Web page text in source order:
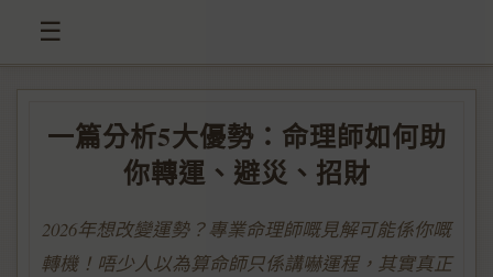
☰
一篇分析5大優勢：命理師如何助
你轉運、避災、招財
2026年想改變運勢？專業命理師嘅見解可能係你嘅
轉機！唔少人以為算命師只係講嚇運程，其實真正